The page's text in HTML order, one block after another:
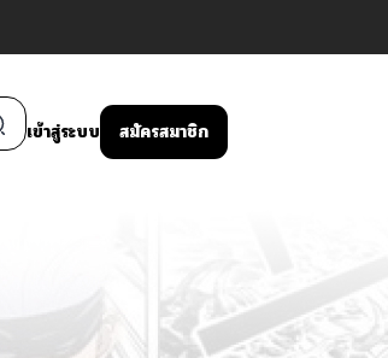
เข้าสู่ระบบ สมัครสมาชิก